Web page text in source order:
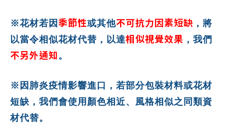
※花材若因 季節性或其他不可抗力因素短缺 ，將
以當令相似花材代替，以達相似視覺效果 ，我們
不另外通知 。
※因肺炎疫情影響進口，若部分包裝材料或花材
短缺，我們會使用顏色相近、風格相似之同類資
材代替。